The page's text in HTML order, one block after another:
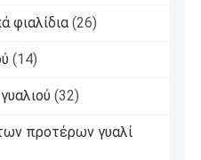
φιαλίδια (26)
(14)
(32)
προτέρων γυαλί